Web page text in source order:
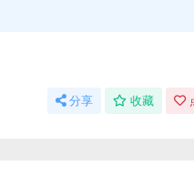
分享 收藏